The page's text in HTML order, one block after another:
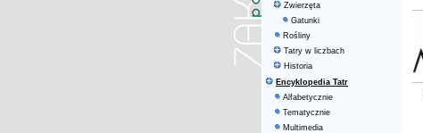
Zwierzęta
Gatunki
Rośliny
Tatry w liczbach
Historia
Encyklopedia Tatr
Alfabetycznie
Tematycznie
Multimedia